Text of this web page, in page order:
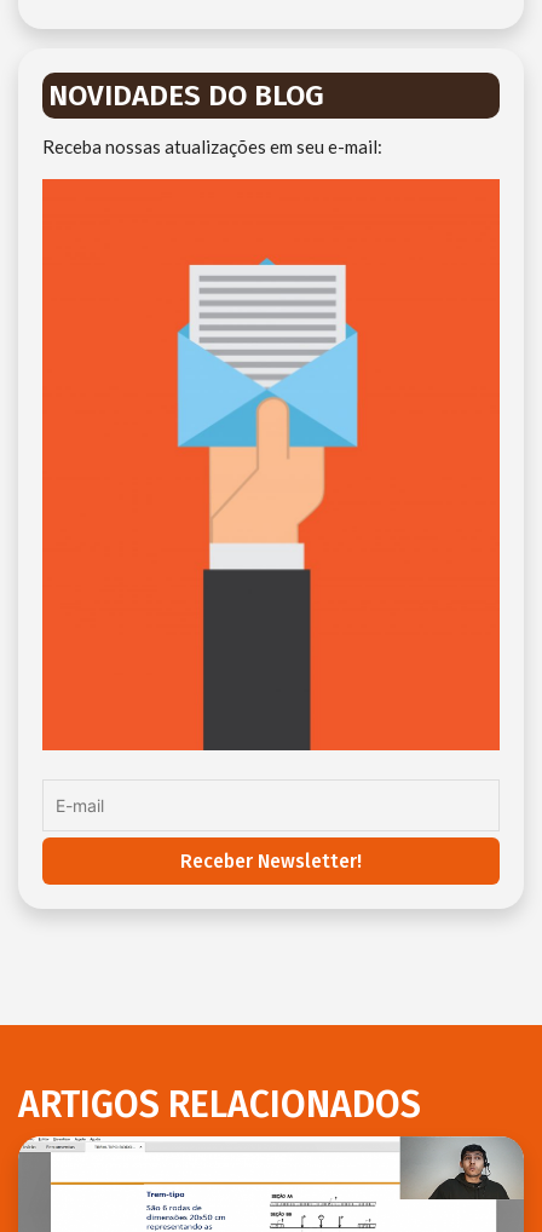
NOVIDADES DO BLOG
Receba nossas atualizações em seu e-mail:
ARTIGOS RELACIONADOS